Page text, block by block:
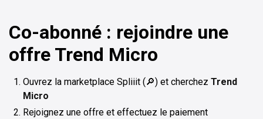
Co-abonné : rejoindre une
offre Trend Micro
Ouvrez la marketplace Spliiit (🔎) et cherchez Trend
Micro
Rejoignez une offre et effectuez le paiement